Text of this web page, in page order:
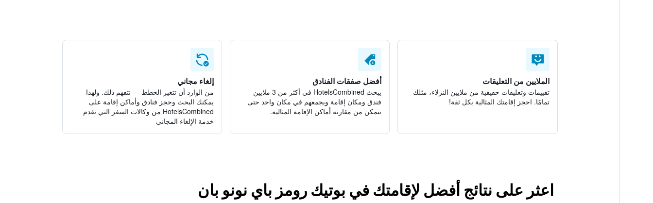
الملايين من التعليقات
تقييمات وتعليقات حقيقية من ملايين النزلاء، مثلك
تمامًا. احجز إقامتك المثالية بكل ثقة!
أفضل صفقات الفنادق
يبحث HotelsCombined في أكثر من 3 ملايين
فندق ومكان إقامة ويجمعهم في مكان واحد حتى
تتمكن من مقارنة أماكن الإقامة المثالية.
إلغاء مجاني
من الوارد أن تتغير الخطط — نتفهم ذلك. ولهذا
يمكنك البحث وحجز فنادق وأماكن إقامة على
HotelsCombined من وكالات السفر التي تقدم
خدمة الإلغاء المجاني
اعثر على نتائج أفضل لإقامتك في بوتيك رومز باي نونو بان